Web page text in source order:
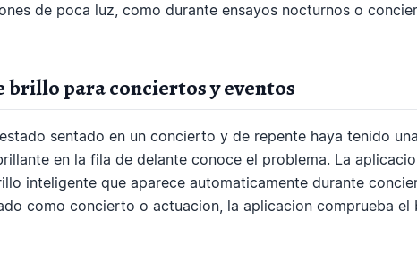
de poca luz, como durante ensayos nocturnos o
brillo para conciertos y eventos
sentado en un concierto y de repente haya tenido
en la fila de delante conoce el problema. La
inteligente que aparece automaticamente durante
como concierto o actuacion, la aplicacion comprueba el